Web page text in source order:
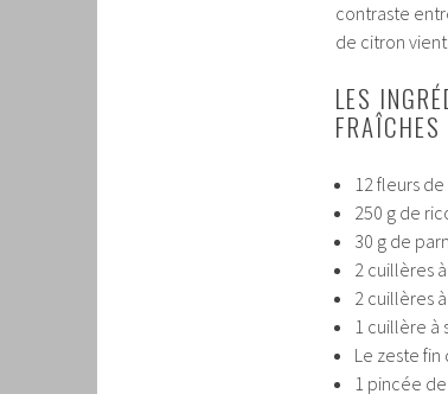
contraste
de citron
LES
12 fleurs
250 g de
30 g de
2 cuillères
2 cuillères
1 cuillère à
Le zeste fin
1 pincée